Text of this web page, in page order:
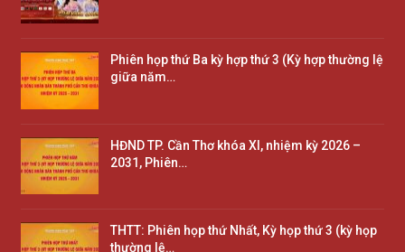
Phiên họp thứ Ba kỳ hợp thứ 3 (Kỳ hợp thường lệ
giữa năm…
HĐND TP. Cần Thơ khóa XI, nhiệm kỳ 2026 –
2031, Phiên…
THTT: Phiên họp thứ Nhất, Kỳ họp thứ 3 (kỳ họp
thường lệ…